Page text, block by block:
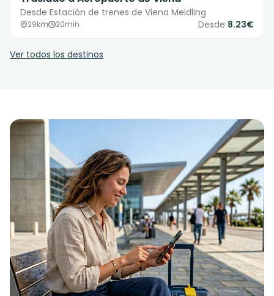
Desde Estación de trenes de Viena Meidling
29km 30min Desde 8.23€
Ver todos los destinos